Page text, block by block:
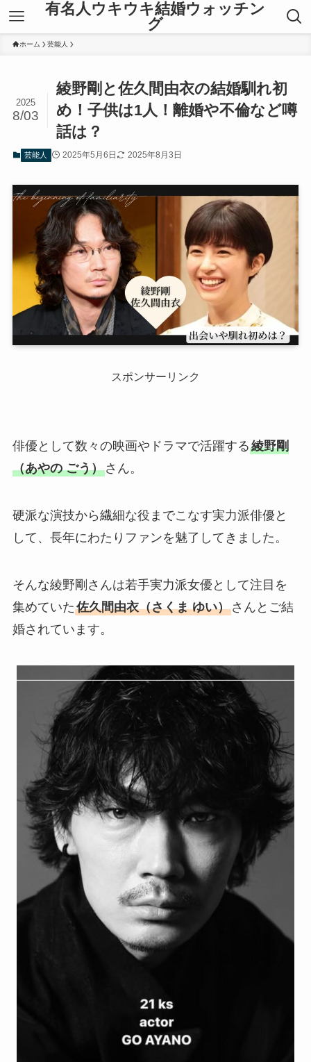
有名人ウキウキ結婚ウォッチン
グ
ホーム 芸能人
綾野剛と佐久間由衣の結婚馴れ初
め！子供は1人！離婚や不倫など噂
話は？
2025
8/03
芸能人 2025年5月6日 2025年8月3日
スポンサーリンク
俳優として数々の映画やドラマで活躍する綾野剛
（あやの ごう）さん。
硬派な演技から繊細な役までこなす実力派俳優と
して、長年にわたりファンを魅了してきました。
そんな綾野剛さんは若手実力派女優として注目を
集めていた佐久間由衣（さくま ゆい）さんとご結
婚されています。